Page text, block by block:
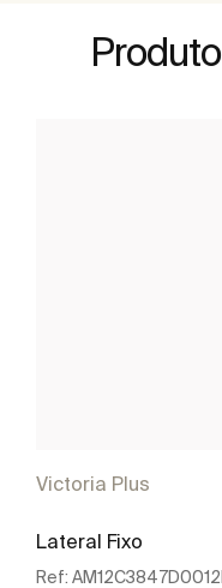
Victoria Plus
Lateral Fixo
Ref: